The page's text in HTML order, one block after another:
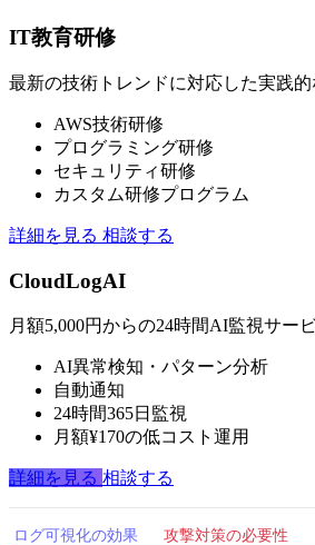
IT教育研修
最新の技術トレンドに対応した実践
AWS技術研修
プログラミング研修
セキュリティ研修
カスタム研修プログラム
詳細を見る 相談する
CloudLogAI
月額5,000円からの24時間AI監視サー
AI異常検知・パターン分析
自動通知
24時間365日監視
月額¥170の低コスト運用
詳細を見る 相談する
ログ可視化の効果 攻撃対策の必要性